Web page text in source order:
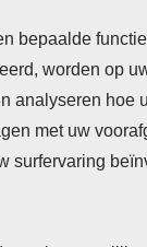
bepaalde
worden op
analyseren
met uw
surfervaring